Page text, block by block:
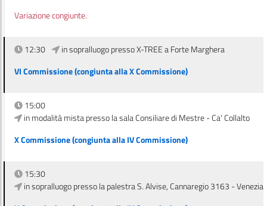
Variazione congiunte.
12:30
in sopralluogo presso X-TREE a Forte Marghera
VI Commissione (congiunta alla X Commissione)
15:00
in modalità mista presso la sala Consiliare di Mestre - Ca' Collalto
X Commissione (congiunta alla IV Commissione)
15:30
in sopralluogo presso la palestra S. Alvise, Cannaregio 3163 - Venezia